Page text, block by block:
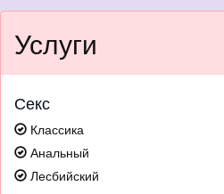
Услуги
Секс
Классика
Анальный
Лесбийский